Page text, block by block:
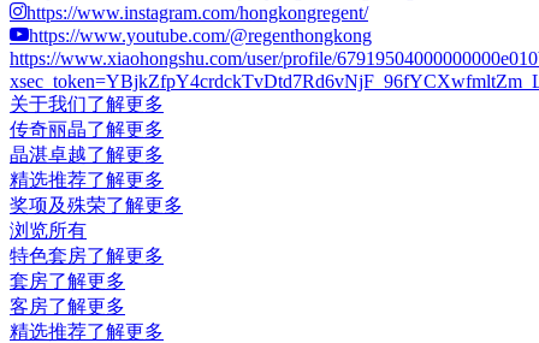
https://www.instagram.com/hongkongregent/
https://www.youtube.com/@regenthongkong
https://www.xiaohongshu.com/user/profile/
关于我们了解更多
传奇丽晶了解更多
晶湛卓越了解更多
精选推荐了解更多
奖项及殊荣了解更多
浏览所有
特色套房了解更多
套房了解更多
客房了解更多
精选推荐了解更多